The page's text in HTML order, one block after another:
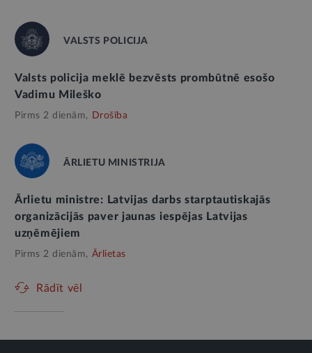
VALSTS POLICIJA
Valsts policija meklē bezvēsts prombūtnē esošo
Vadimu Mileško
Pirms 2 dienām, Drošība
ĀRLIETU MINISTRIJA
Ārlietu ministre: Latvijas darbs starptautiskajās
organizācijās paver jaunas iespējas Latvijas
uzņēmējiem
Pirms 2 dienām, Ārlietas
Rādīt vēl